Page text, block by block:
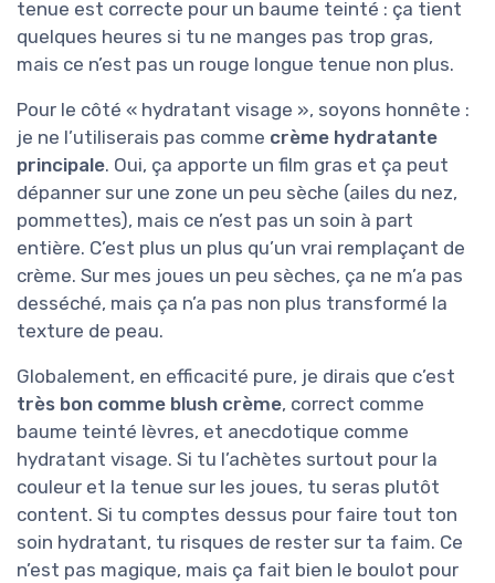
tenue est correcte pour un baume teinté : ça tient
quelques heures si tu ne manges pas trop gras,
mais ce n’est pas un rouge longue tenue non plus.
Pour le côté « hydratant visage », soyons honnête :
je ne l’utiliserais pas comme crème hydratante
principale. Oui, ça apporte un film gras et ça peut
dépanner sur une zone un peu sèche (ailes du nez,
pommettes), mais ce n’est pas un soin à part
entière. C’est plus un plus qu’un vrai remplaçant de
crème. Sur mes joues un peu sèches, ça ne m’a pas
desséché, mais ça n’a pas non plus transformé la
texture de peau.
Globalement, en efficacité pure, je dirais que c’est
très bon comme blush crème, correct comme
baume teinté lèvres, et anecdotique comme
hydratant visage. Si tu l’achètes surtout pour la
couleur et la tenue sur les joues, tu seras plutôt
content. Si tu comptes dessus pour faire tout ton
soin hydratant, tu risques de rester sur ta faim. Ce
n’est pas magique, mais ça fait bien le boulot pour